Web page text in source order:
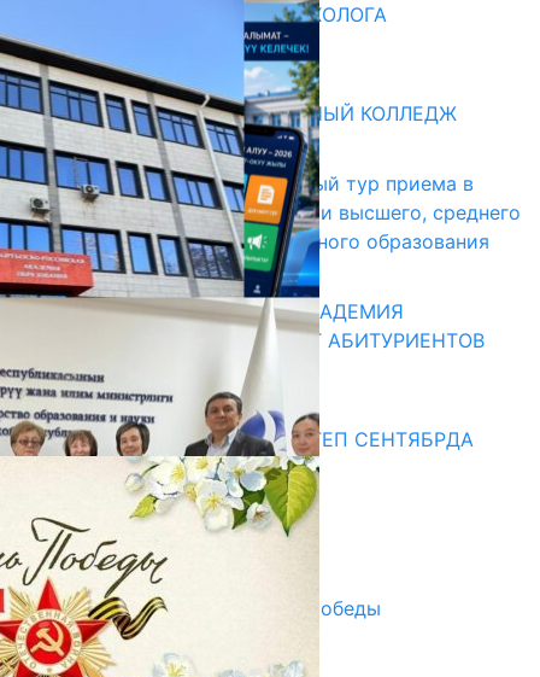
ВВЕДЕНА ДОЛЖНОСТЬ ПСИХОЛОГА
31.07.2026
Абитуриент
БИШКЕКСКИЙ УНИВЕРСАЛЬНЫЙ КОЛЛЕДЖ
17.07.2026
В Кыргызстане начался первый тур приема в
образовательные организации высшего, среднего
и начального профессионального образования
13.07.2026
КЫРГЫЗКО-РОССИЙСКАЯ АКАДЕМИЯ
ОБРАЗОВАНИЯ ПРИГЛАШАЕТ АБИТУРИЕНТОВ
10.07.2026
Медиа
СУЗАКТА 750 ОРУНДУУ МЕКТЕП СЕНТЯБРДА
ПАЙДАЛАНУУГА БЕРИЛЕТ
07.08.2025
Улуу Жеңиштин жандуу сөзү
29.04.2025
Награды в преддверии Дня Победы
29.04.2025